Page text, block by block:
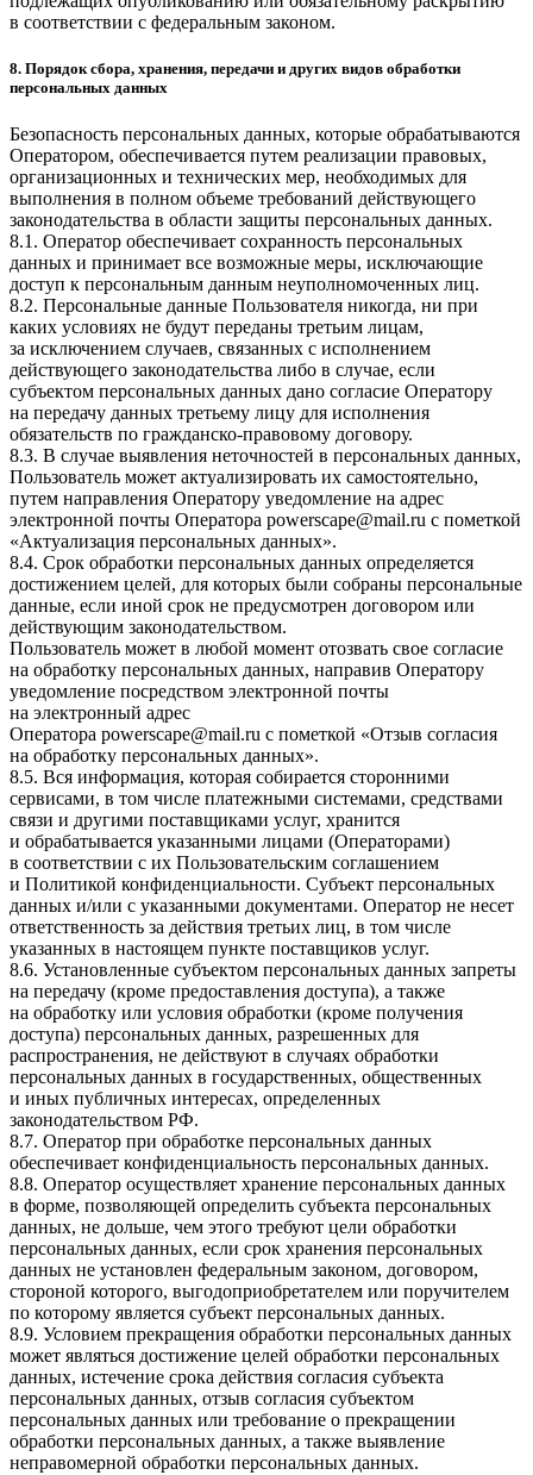
в соответствии с федеральным законом.
8. Порядок сбора, хранения, передачи и других видов обработки
персональных данных
Безопасность персональных данных, которые обрабатываются
Оператором, обеспечивается путем реализации правовых,
организационных и технических мер, необходимых для
выполнения в полном объеме требований действующего
законодательства в области защиты персональных данных.
8.1. Оператор обеспечивает сохранность персональных
данных и принимает все возможные меры, исключающие
доступ к персональным данным неуполномоченных лиц.
8.2. Персональные данные Пользователя никогда, ни при
каких условиях не будут переданы третьим лицам,
за исключением случаев, связанных с исполнением
действующего законодательства либо в случае, если
субъектом персональных данных дано согласие Оператору
на передачу данных третьему лицу для исполнения
обязательств по гражданско-правовому договору.
8.3. В случае выявления неточностей в персональных данных,
Пользователь может актуализировать их самостоятельно,
путем направления Оператору уведомление на адрес
электронной почты Оператора powerscape@mail.ru с пометкой
«Актуализация персональных данных».
8.4. Срок обработки персональных данных определяется
достижением целей, для которых были собраны персональные
данные, если иной срок не предусмотрен договором или
действующим законодательством.
Пользователь может в любой момент отозвать свое согласие
на обработку персональных данных, направив Оператору
уведомление посредством электронной почты
на электронный адрес
Оператора powerscape@mail.ru с пометкой «Отзыв согласия
на обработку персональных данных».
8.5. Вся информация, которая собирается сторонними
сервисами, в том числе платежными системами, средствами
связи и другими поставщиками услуг, хранится
и обрабатывается указанными лицами (Операторами)
в соответствии с их Пользовательским соглашением
и Политикой конфиденциальности. Субъект персональных
данных и/или с указанными документами. Оператор не несет
ответственность за действия третьих лиц, в том числе
указанных в настоящем пункте поставщиков услуг.
8.6. Установленные субъектом персональных данных запреты
на передачу (кроме предоставления доступа), а также
на обработку или условия обработки (кроме получения
доступа) персональных данных, разрешенных для
распространения, не действуют в случаях обработки
персональных данных в государственных, общественных
и иных публичных интересах, определенных
законодательством РФ.
8.7. Оператор при обработке персональных данных
обеспечивает конфиденциальность персональных данных.
8.8. Оператор осуществляет хранение персональных данных
в форме, позволяющей определить субъекта персональных
данных, не дольше, чем этого требуют цели обработки
персональных данных, если срок хранения персональных
данных не установлен федеральным законом, договором,
стороной которого, выгодоприобретателем или поручителем
по которому является субъект персональных данных.
8.9. Условием прекращения обработки персональных данных
может являться достижение целей обработки персональных
данных, истечение срока действия согласия субъекта
персональных данных, отзыв согласия субъектом
персональных данных или требование о прекращении
обработки персональных данных, а также выявление
неправомерной обработки персональных данных.